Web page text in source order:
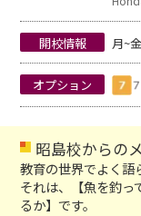
開校情報 月~
オプション
昭島校からの
教育の世界でよく語
それは、【魚を釣っ
るか】です。